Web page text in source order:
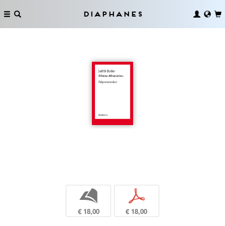
Diaphanes
b
€ 18,00
p
€ 18,00